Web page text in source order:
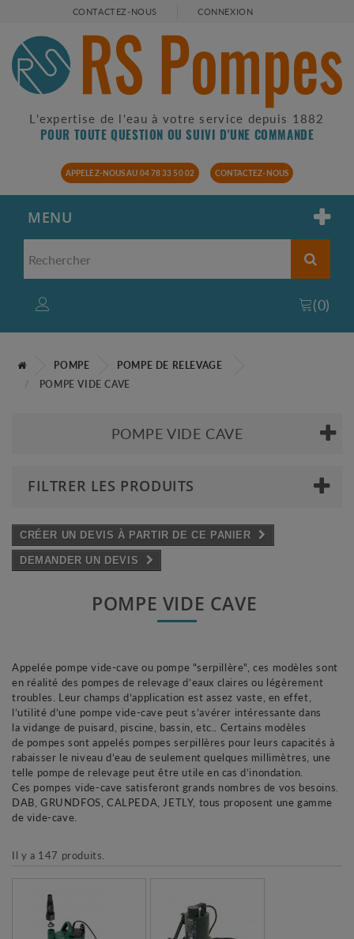
CONTACTEZ-NOUS CONNEXION
L'expertise de l'eau à votre service depuis 1882
POUR TOUTE QUESTION OU SUIVI D'UNE COMMANDE
APPELEZ-NOUS AU 04 78 33 50 02 CONTACTEZ-NOUS
MENU
(0)
POMPE
POMPE DE RELEVAGE
POMPE VIDE CAVE
POMPE VIDE CAVE
FILTRER LES PRODUITS
CRÉER UN DEVIS À PARTIR DE CE PANIER
DEMANDER UN DEVIS
POMPE VIDE CAVE
Appelée pompe vide-cave ou pompe "serpillère", ces modèles sont
en réalité des pompes de relevage d’eaux claires ou légèrement
troubles. Leur champs d’application est assez vaste, en effet,
l’utilité d’une pompe vide-cave peut s’avérer intéressante dans
la vidange de puisard, piscine, bassin, etc.. Certains modèles
de pompes sont appelés pompes serpillères pour leurs capacités à
rabaisser le niveau d’eau de seulement quelques millimètres, une
telle pompe de relevage peut être utile en cas d’inondation.
Ces pompes vide-cave satisferont grands nombres de vos besoins.
DAB, GRUNDFOS, CALPEDA, JETLY, tous proposent une gamme
de vide-cave.
Il y a 147 produits.